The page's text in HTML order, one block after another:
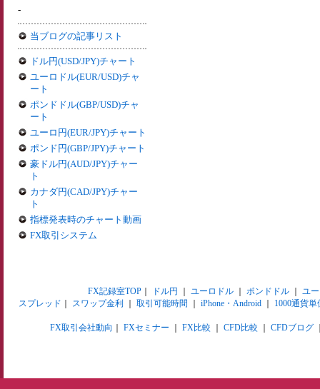
-
当ブログの記事リスト
ドル円(USD/JPY)チャート
ユーロドル(EUR/USD)チャ
ート
ポンドドル(GBP/USD)チャ
ート
ユーロ円(EUR/JPY)チャート
ポンド円(GBP/JPY)チャート
豪ドル円(AUD/JPY)チャー
ト
カナダ円(CAD/JPY)チャー
ト
指標発表時のチャート動画
FX取引システム
FX記録室TOP｜ ドル円 ユーロドル｜ ポンドドル｜ ユ
スプレッド
スワップ金利 取引可能時間 iPhone・Android 1000通貨単
FX取引会社動向 FXセミナー FX比較 CFD比較 CFDブログ